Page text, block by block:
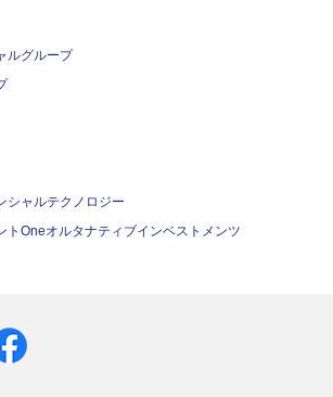
ルグループ
シャルテクノロジー
トOneオルタナティブインベストメンツ